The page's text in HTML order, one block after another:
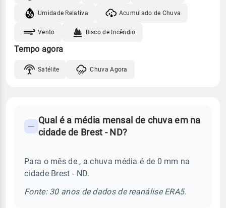
Umidade Relativa Acumulado de Chuva
Vento Risco de Incêndio
Tempo agora
Satélite Chuva Agora
Perguntas
sobre
chuva
Qual é a média mensal de chuva em na
cidade de Brest - ND?
Para o mês de , a chuva média é de 0 mm na
cidade Brest - ND.
Fonte: 30 anos de dados de reanálise ERA5.